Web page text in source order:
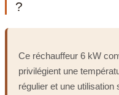
?
Ce réchauffeur 6 kW
privilégient une
régulier et une